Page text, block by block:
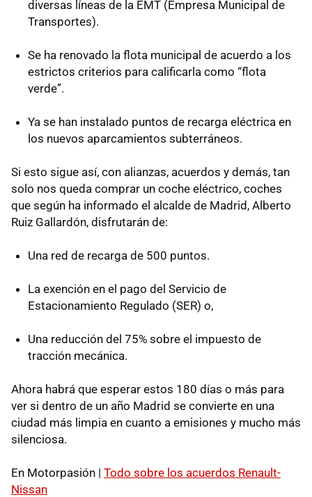
diversas líneas de la EMT (Empresa Municipal de
Transportes).
Se ha renovado la flota municipal de acuerdo a los
estrictos criterios para calificarla como “flota
verde”.
Ya se han instalado puntos de recarga eléctrica en
los nuevos aparcamientos subterráneos.
Si esto sigue así, con alianzas, acuerdos y demás, tan
solo nos queda comprar un coche eléctrico, coches
que según ha informado el alcalde de Madrid, Alberto
Ruiz Gallardón, disfrutarán de:
Una red de recarga de 500 puntos.
La exención en el pago del Servicio de
Estacionamiento Regulado (SER) o,
Una reducción del 75% sobre el impuesto de
tracción mecánica.
Ahora habrá que esperar estos 180 días o más para
ver si dentro de un año Madrid se convierte en una
ciudad más limpia en cuanto a emisiones y mucho más
silenciosa.
En Motorpasión | Todo sobre los acuerdos Renault-
Nissan